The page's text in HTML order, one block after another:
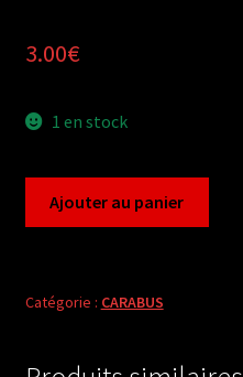
3.00€
1 en stock
coriaceus
Ajouter au panier
Catégorie : CARABUS